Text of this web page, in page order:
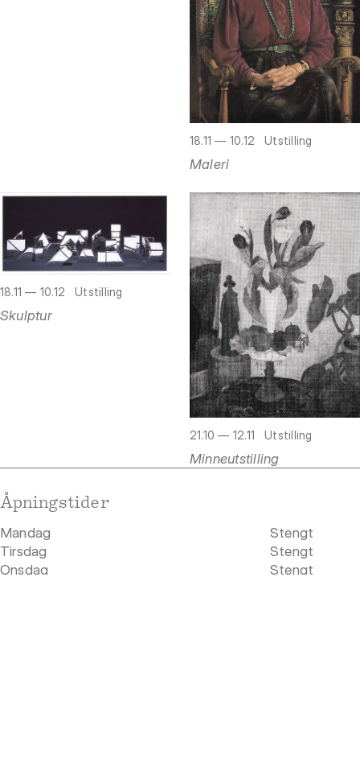
18.11 — 10.12 Utstilling
Maleri
18.11 — 10.12 Utstilling
Skulptur
21.10 — 12.11 Utstilling
Minneutstilling
Åpningstider
Mandag
Stengt
Tirsdag
Stengt
Onsdag
Stengt